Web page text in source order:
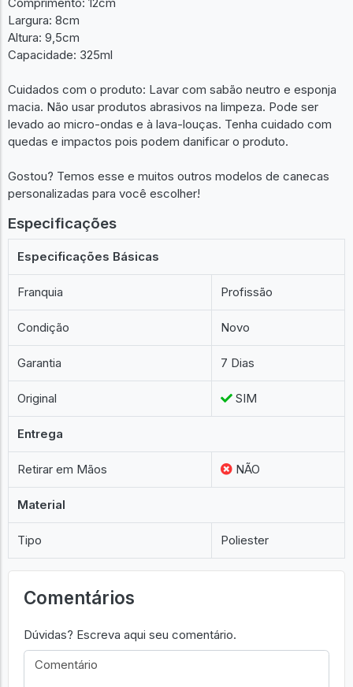
Largura: 8cm
Altura: 9,5cm
Capacidade: 325ml
Cuidados com o produto: Lavar com sabão neutro e esponja
macia. Não usar produtos abrasivos na limpeza. Pode ser
levado ao micro-ondas e à lava-louças. Tenha cuidado com
quedas e impactos pois podem danificar o produto.
Gostou? Temos esse e muitos outros modelos de canecas
personalizadas para você escolher!
Especificações
Especificações Básicas
Franquia Profissão
Condição Novo
Garantia 7 Dias
Original SIM
Entrega
Retirar em Mãos NÃO
Material
Tipo Poliester
Comentários
Dúvidas? Escreva aqui seu comentário.